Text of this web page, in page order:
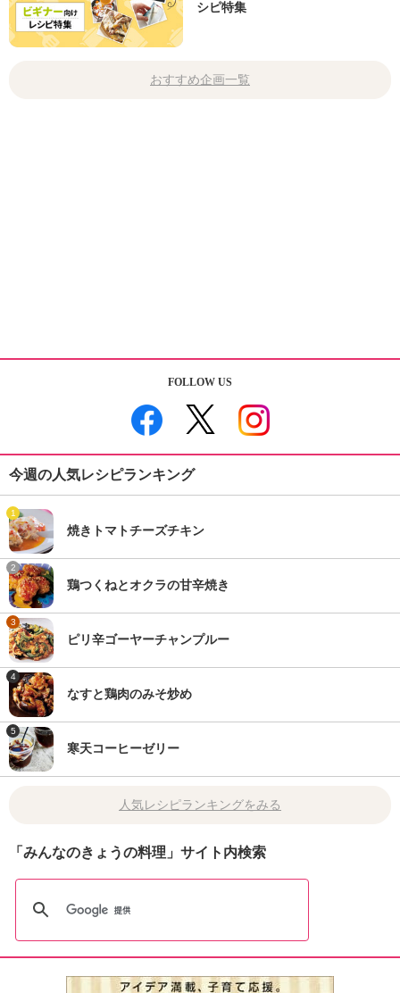
シピ特集
おすすめ企画一覧
FOLLOW US
今週の人気レシピランキング
1
焼きトマトチーズチキン
2
鶏つくねとオクラの甘辛焼き
3
ピリ辛ゴーヤーチャンプルー
4
なすと鶏肉のみそ炒め
5
寒天コーヒーゼリー
人気レシピランキングをみる
「みんなのきょうの料理」サイト内検索